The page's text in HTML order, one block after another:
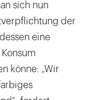
sich nun
der
eine
könne: „Wir